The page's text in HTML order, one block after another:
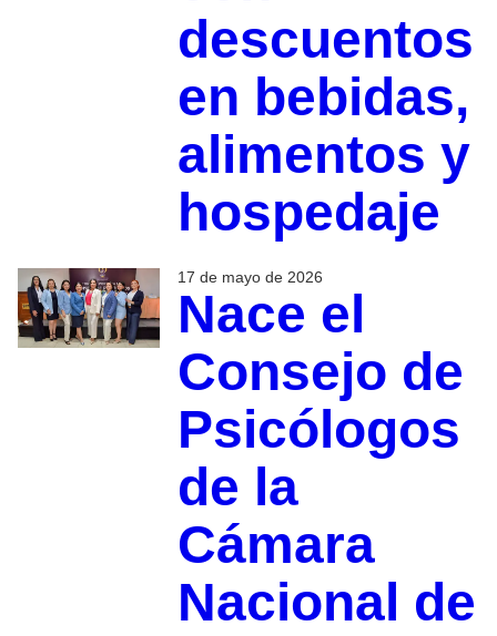
descuentos
en bebidas,
alimentos y
hospedaje
17 de mayo de 2026
Nace el
Consejo de
Psicólogos
de la
Cámara
Nacional de